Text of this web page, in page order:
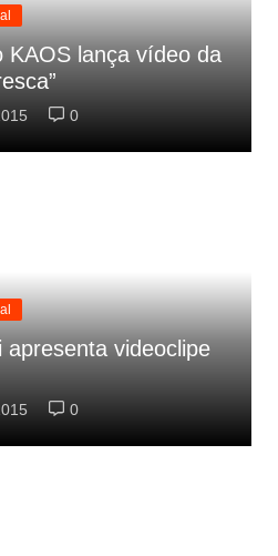
KAOS lança vídeo da
0
apresenta videoclipe
0